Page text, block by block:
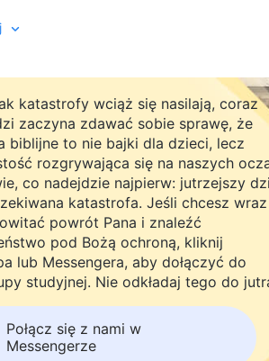
być wyposażony. Nie tak jest
realizacją dzieła, które
odpowiednim czasie, a nie
służby). On nie bierze udziału w
nie jest w którąkolwiek z tych
wypełnia tylko wtedy, gdy
się naprzód w dziele, które
o Nim, Jego dzieło pozostaje
dzieło, nikt nie wiedział
Żadna z tych rzeczy nie
początku nie wyznawał On ani nie
nie była to tylko pokora
tylko w ten sposób, bo człowiek
Go rozpoznał, nie byłby w
katastrofy wciąż się nasilają, coraz
zaczyna zdawać sobie sprawę, że
biblijne to nie bajki dla dzieci, lecz
rozgrywająca się na naszych
co nadejdzie najpierw: jutrzejszy
katastrofa. Jeśli chcesz
powrót Pana i znaleźć
pod Bożą ochroną, kliknij
lub Messengera, aby dołączyć do
studyjnej. Nie odkładaj tego do
Połącz się z nami w
Messengerze